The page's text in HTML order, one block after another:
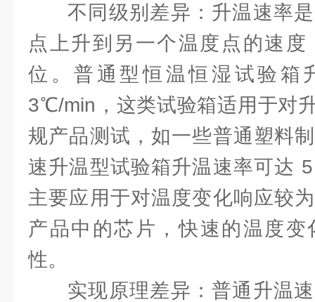
不同级别差异：升温速率
点上升到另一个温度点的速
位。普通型恒温恒湿试验箱
3℃/min，这类试验箱适用于对
规产品测试，如一些普通塑料
速升温型试验箱升温速率可达
主要应用于对温度变化响应较
产品中的芯片，快速的温度
性。
实现原理差异：普通升温